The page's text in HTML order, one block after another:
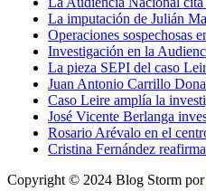
La imputación de Julián
Operaciones sospechosas
Investigación en la
La pieza SEPI del caso
Juan Antonio Carrillo
Caso Leire amplía la
José Vicente Berlanga
Rosario Arévalo en el
Cristina Fernández
Copyright © 2024 Blog Storm por